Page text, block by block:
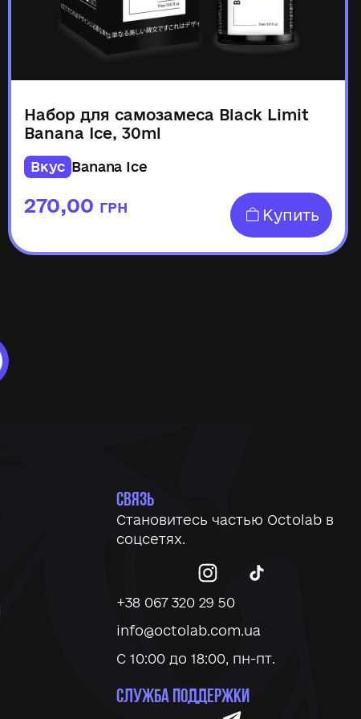
Набор для самозамеса Black Limit
Banana Ice, 30ml
Вкус Banana Ice
270,00 ГРН Купить
СВЯЗЬ
Становитесь частью Octolabв
соцсетях.
+38 067 320 29 50
info@octolab.com.ua
С 10:00 до 18:00, пн-пт.
СЛУЖБА ПОДДЕРЖКИ